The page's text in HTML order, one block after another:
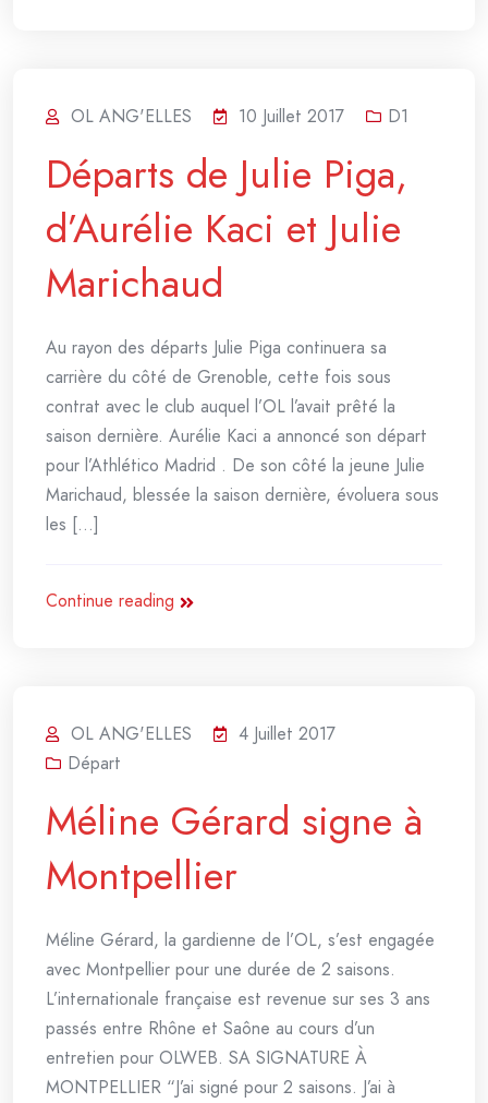
OL ANG'ELLES 10 Juillet 2017 D1
Départs de Julie Piga,
d’Aurélie Kaci et Julie
Marichaud
Au rayon des départs Julie Piga continuera sa
carrière du côté de Grenoble, cette fois sous
contrat avec le club auquel l’OL l’avait prêté la
saison dernière. Aurélie Kaci a annoncé son départ
pour l’Athlético Madrid . De son côté la jeune Julie
Marichaud, blessée la saison dernière, évoluera sous
les [...]
Continue reading
OL ANG'ELLES
4 Juillet 2017
Départ
Méline Gérard signe à
Montpellier
Méline Gérard, la gardienne de l’OL, s’est engagée
avec Montpellier pour une durée de 2 saisons.
L’internationale française est revenue sur ses 3 ans
passés entre Rhône et Saône au cours d’un
entretien pour OLWEB. SA SIGNATURE À
MONTPELLIER “J’ai signé pour 2 saisons. J’ai à